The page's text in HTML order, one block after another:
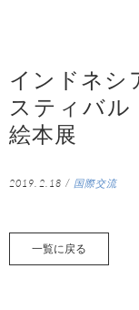
インドネシ
スティバ
絵本展
2019.2.18 / 国際交流
一覧に戻る